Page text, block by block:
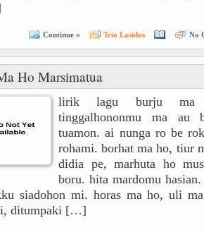
Continue » Trio Lasidos No
Ho Marsimatua
lirik lagu burju ma
tinggalhononmu ma au
tuamon. ai nunga ro be
rohami. borhat ma ho, tiur
didia pe, marhuta ho
boru. hita mardomu
siadohon mi. horas ma ho, uli
ditumpaki […]